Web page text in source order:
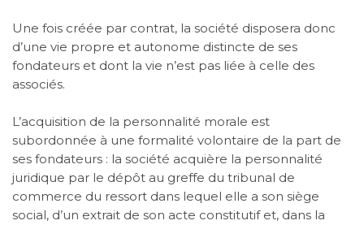
Une fois créée par contrat, la société disposera donc
d’une vie propre et autonome distincte de ses
fondateurs et dont la vie n’est pas liée à celle des
associés.
L’acquisition de la personnalité morale est
subordonnée à une formalité volontaire de la part de
ses fondateurs : la société acquière la personnalité
juridique par le dépôt au greffe du tribunal de
commerce du ressort dans lequel elle a son siège
social, d’un extrait de son acte constitutif et, dans la